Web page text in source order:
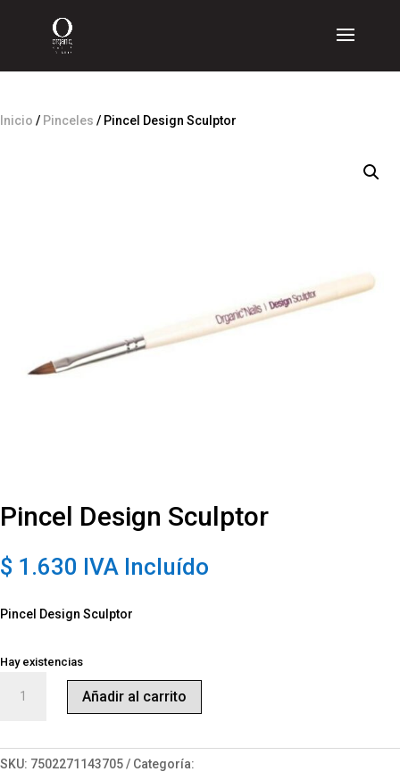
Inicio / Pinceles / Pincel Design Sculptor
Pincel Design Sculptor
$ 1.630 IVA Incluído
Pincel Design Sculptor
Hay existencias
Design
Añadir al carrito
SKU: 7502271143705 Categoría: